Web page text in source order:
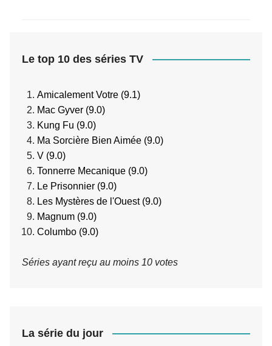
Le top 10 des séries TV
Amicalement Votre (9.1)
Mac Gyver (9.0)
Kung Fu (9.0)
Ma Sorcière Bien Aimée (9.0)
V (9.0)
Tonnerre Mecanique (9.0)
Le Prisonnier (9.0)
Les Mystères de l'Ouest (9.0)
Magnum (9.0)
Columbo (9.0)
Séries ayant reçu au moins 10 votes
La série du jour